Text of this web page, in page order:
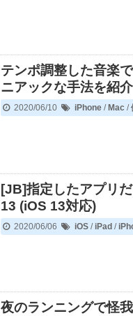
テンポ調整した音楽
ニアックな手法を紹介
2020/06/10 iPhone / Mac /
[JB]指定したアプリ
13 (iOS 13対応)
2020/06/06 iOS /iPad /
夜のランニングで怪